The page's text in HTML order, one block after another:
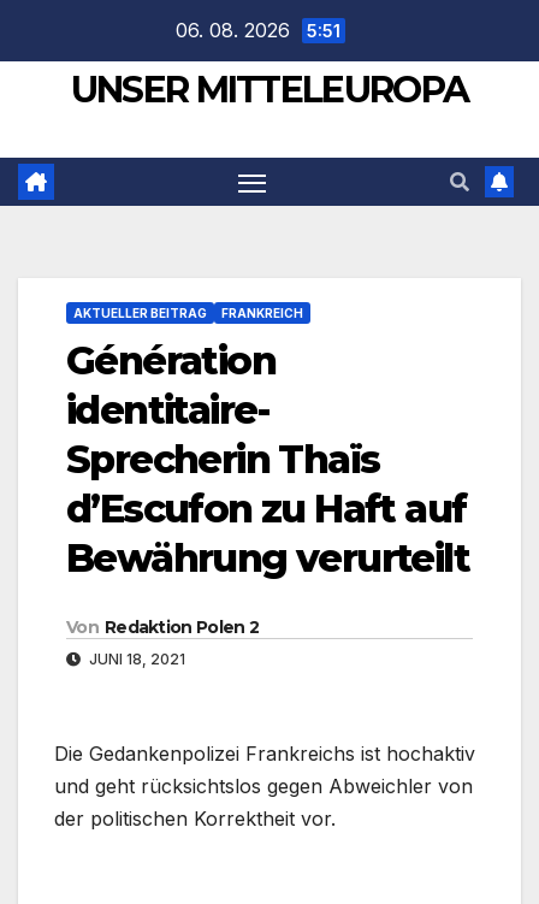
springen
06. 08. 2026 5:51
UNSER MITTELEUROPA
AKTUELLER BEITRAG FRANKREICH
Génération
identitaire-
Sprecherin Thaïs
d’Escufon zu Haft auf
Bewährung verurteilt
Von Redaktion Polen 2
JUNI 18, 2021
Die Gedankenpolizei Frankreichs ist hochaktiv
und geht rücksichtslos gegen Abweichler von
der politischen Korrektheit vor.